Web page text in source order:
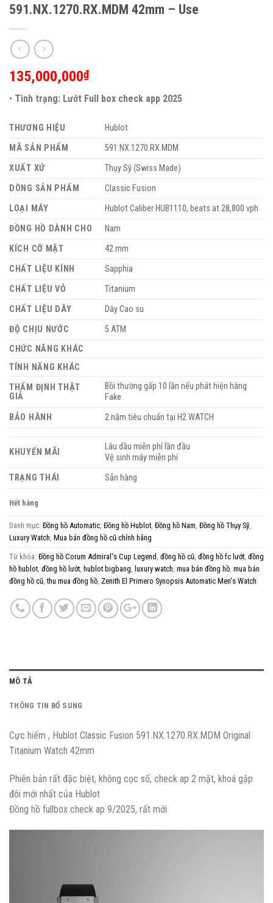
591.NX.1270.RX.MDM 42mm – Use
135,000,000₫
• Tình trạng: Lướt Full box check app 2025
THƯƠNG HIỆU
Hublot
MÃ SẢN PHẨM
591.NX.1270.RX.MDM
XUẤT XỨ
Thụy Sỹ (Swiss Made)
DÒNG SẢN PHẨM
Classic Fusion
LOẠI MÁY
Hublot Caliber HUB1110, beats at 28,800 vph
ĐỒNG HỒ DÀNH CHO
Nam
KÍCH CỠ MẶT
42 mm
CHẤT LIỆU KÍNH
Sapphia
CHẤT LIỆU VỎ
Titanium
CHẤT LIỆU DÂY
Dây Cao su
ĐỘ CHỊU NƯỚC
5 ATM
CHỨC NĂNG KHÁC
TÍNH NĂNG KHÁC
THẨM ĐỊNH THẬT
GIẢ
Bồi thường gấp 10 lần nếu phát hiện hàng
Fake
BẢO HÀNH
2 năm tiêu chuẩn tại H2 WATCH
KHUYẾN MÃI
Lâu dầu miễn phí lần đầu
Vệ sinh máy miễn phí
TRẠNG THÁI
Sẵn hàng
Hết hàng
Danh mục: Đồng hồ Automatic, Đồng hồ Hublot, Đồng hồ Nam, Đồng hồ Thụy Sỹ,
Luxury Watch, Mua bán đồng hồ cũ chính hãng
Từ khóa: Đồng hồ Corum Admiral's Cup Legend , đồng hồ cũ, đồng hồ fc lướt, đồng
hồ hublot, đồng hồ lướt, hublot bigbang, luxury watch, mua bán đồng hồ, mua bán
đồng hồ cũ,thu mua đồng hồ, Zenith El Primero Synopsis Automatic Men's Watch
MÔ TẢ
THÔNG TIN BỔ SUNG
Cực hiếm , Hublot Classic Fusion 591.NX.1270.RX.MDM Original
Titanium Watch 42mm
Phiên bản rất đặc biệt, không cọc số, check ap 2 mặt, khoá gập
đôi mới nhất của Hublot
Đồng hồ fullbox check ap 9/2025, rất mới